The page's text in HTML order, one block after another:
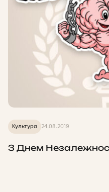
Культура 24.08.2019
З Днем